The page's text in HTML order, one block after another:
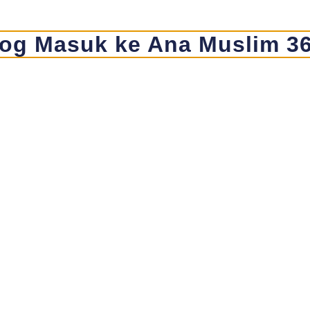
Masuk ke Ana Muslim